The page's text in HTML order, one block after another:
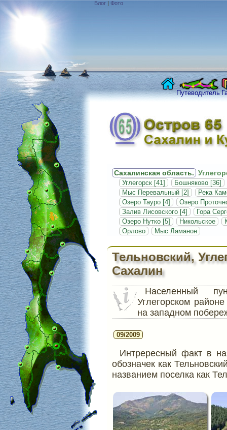
Блог | Фото
Путеводитель
Сахалинская область.
Углегорск [41]
Бошняково [36]
Мыс Перевальный [2]
Река
Озеро Тауро [4]
Озеро
Залив Лисовского [4]
Гора
Озеро Нутко [5]
Никольское
Орлово
Мыс Ламанон
Тельновский,
Сахалин
Населенный
Углегорском
на западном
09/2009
Интрересный факт в
обозначек как
названием поселка как